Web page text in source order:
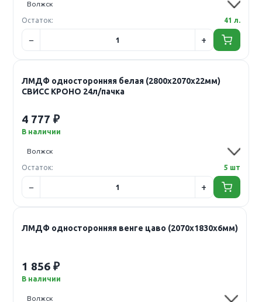
Остаток: 41 л.
ЛМДФ односторонняя белая (2800х2070х22мм)
СВИСС КРОНО 24л/пачка
4 777 ₽
В наличии
Остаток: 5 шт
ЛМДФ односторонняя венге цаво (2070х1830х6мм)
1 856 ₽
В наличии